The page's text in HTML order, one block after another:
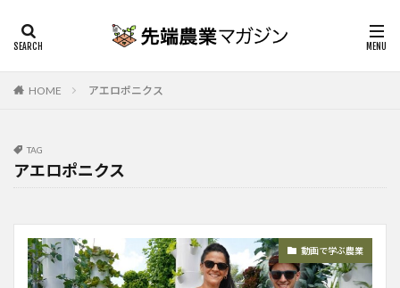
HOME アエロポニクス
TAG
アエロポニクス
動画で学ぶ農業